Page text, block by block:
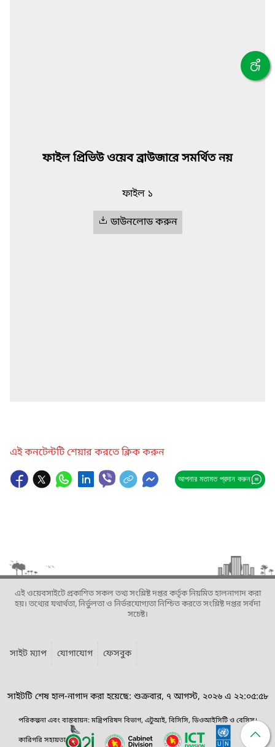
ফাইল প্রিভিউ ওয়েব ব্রাউজারে সমর্থিত নয়
ফাইল ১
ডাউনলোড করুন
এই কনটেন্টটি শেয়ার করতে ক্লিক করুন
আপনার মতামত প্রদান করুন
এই ওয়েবসাইটে প্রকাশিত সকল তথ্য সংশ্লিষ্ট দপ্তর কর্তৃক নিয়মিত হালনাগাদ করা
হয়। তথ্যের যথার্থতা, নির্ভুলতা ও নির্ভরযোগ্যতা নিশ্চিত করতে সংশ্লিষ্ট দপ্তর সর্বদা
সচেষ্ট।
সাইট ম্যাপ যোগাযোগ ফেসবুক
সাইটটি শেষ হাল-নাগাদ করা হয়েছে: শুক্রবার, ৭ আগস্ট, ২০২৬ এ ২২:০৫:৫৮
পরিকল্পনা এবং বাস্তবায়ন: মন্ত্রিপরিষদ বিভাগ, এটুআই, বিসিসি, ডিওআইসিটি ও বেসিস।
কারিগরি সহায়তা